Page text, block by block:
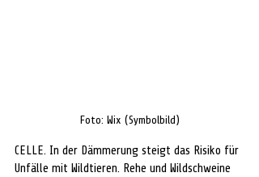
Foto: Wix (Symbolbild)
CELLE. In der Dämmerung steigt das Risiko für
Unfälle mit Wildtieren. Rehe und Wildschweine